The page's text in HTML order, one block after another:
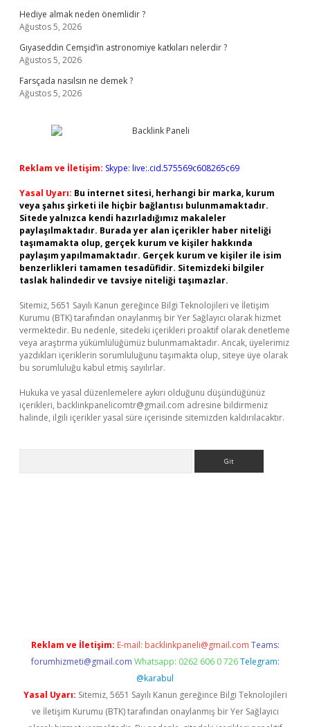
Hediye almak neden önemlidir ?
Ağustos 5, 2026
Gıyaseddin Cemşid’in astronomiye katkıları nelerdir ?
Ağustos 5, 2026
Farsçada nasılsın ne demek ?
Ağustos 5, 2026
Reklam ve İletişim: Skype: live:.cid.575569c608265c69
Yasal Uyarı: Bu internet sitesi, herhangi bir marka, kurum
veya şahıs şirketi ile hiçbir bağlantısı bulunmamaktadır.
Sitede yalnızca kendi hazırladığımız makaleler
paylaşılmaktadır. Burada yer alan içerikler haber niteliği
taşımamakta olup, gerçek kurum ve kişiler hakkında
paylaşım yapılmamaktadır. Gerçek kurum ve kişiler ile isim
benzerlikleri tamamen tesadüfidir. Sitemizdeki bilgiler
taslak halindedir ve tavsiye niteliği taşımazlar.
Sitemiz, 5651 Sayılı Kanun gereğince Bilgi Teknolojileri ve İletişim
Kurumu (BTK) tarafından onaylanmış bir Yer Sağlayıcı olarak hizmet
vermektedir. Bu nedenle, sitedeki içerikleri proaktif olarak denetleme
veya araştırma yükümlülüğümüz bulunmamaktadır. Ancak, üyelerimiz
yazdıkları içeriklerin sorumluluğunu taşımakta olup, siteye üye olarak
bu sorumluluğu kabul etmiş sayılırlar.
Hukuka ve yasal düzenlemelere aykırı olduğunu düşündüğünüz
içerikleri, backlinkpanelicomtr@gmail.com adresine bildirmeniz
halinde, ilgili içerikler yasal süre içerisinde sitemizden kaldırılacaktır.
Reklam ve İletişim: E-mail: backlinkpaneli@gmail.com Teams:
forumhizmeti@gmail.com Whatsapp: 0262 606 0 726 Telegram:
@karabul
Yasal Uyarı: Sitemiz, 5651 Sayılı Kanun gereğince Bilgi Teknolojileri
ve İletişim Kurumu (BTK) tarafından onaylanmış bir Yer Sağlayıcı